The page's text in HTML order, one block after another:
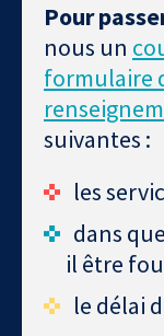
Pour
nous un
formulaire
suivantes :
les
dans
il être
le délai